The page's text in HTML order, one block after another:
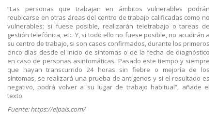
“Las personas que trabajan en ámbitos vulnerables podrán
reubicarse en otras áreas del centro de trabajo calificadas como no
vulnerables; si fuese posible, realizarán teletrabajo o tareas de
gestión telefónica, etc. Y, si todo ello no fuese posible, no acudirán a
su centro de trabajo, si son casos confirmados, durante los primeros
cinco días desde el inicio de síntomas o de la fecha de diagnóstico
en caso de personas asintomáticas. Pasado este tiempo y siempre
que hayan transcurrido 24 horas sin fiebre o mejoría de los
síntomas, se realizará una prueba de antígenos y si el resultado es
negativo, podrá volver a su lugar de trabajo habitual”, añade el
texto.
Fuente: https://elpais.com/